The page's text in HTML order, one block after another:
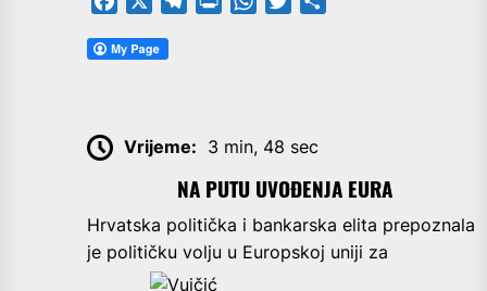
Vrijeme: 3 min, 48 sec
NA PUTU UVOĐENJA EURA
Hrvatska politička i bankarska elita prepoznala
je političku volju u Europskoj uniji za